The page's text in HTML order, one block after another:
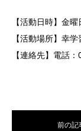
【活動日時】金
【活動場所】幸
【連絡先】電話
前の記